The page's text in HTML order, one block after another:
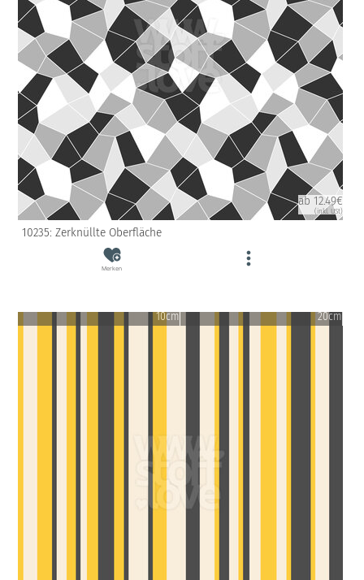
ab 12.49€
(inkl. USt)
10235: Zerknüllte Oberfläche
Merken
10cm 20cm